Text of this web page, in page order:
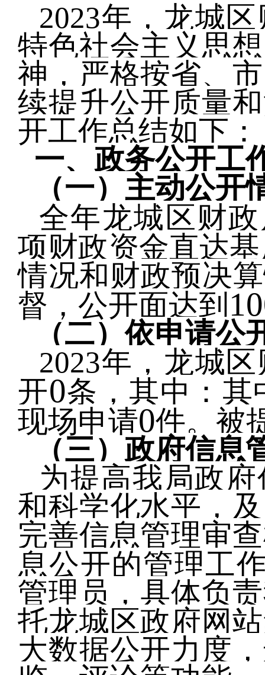
2023年，龙城
特色社会主义思
神，严格按省、
续提升公开质量
开工作总结如下：
一、政务公开工
（一）主动公开
全年龙城区财
项财政资金直达
情况和财政预决
督，公开面达到
（二）依申请公
2023年，龙城
开0条，其中：其
现场申请0件。被
（三）政府信息
为提高我局政
和科学化水平，
完善信息管理审
息公开的管理工
管理员，具体负
托龙城区政府网
大数据公开力度